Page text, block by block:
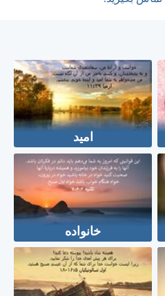
امید
خانواده